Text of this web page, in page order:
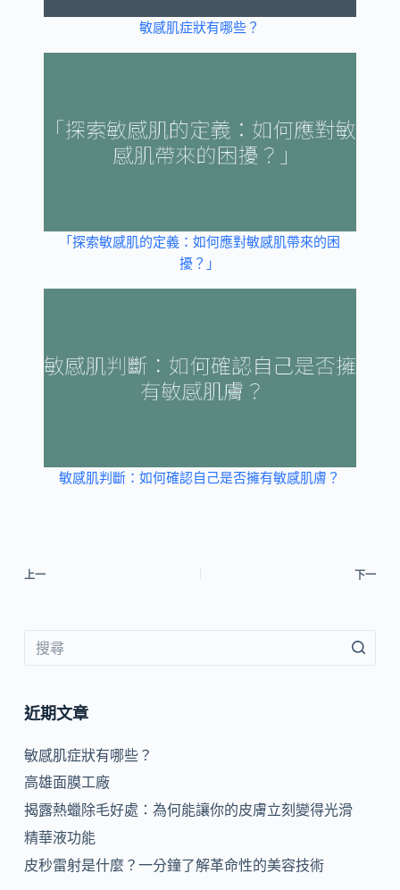
敏感肌症狀有哪些？
「探索敏感肌的定義：如何應對敏感肌帶來的困
擾？」
敏感肌判斷：如何確認自己是否擁有敏感肌膚？
上一 下一
近期文章
敏感肌症狀有哪些？
高雄面膜工廠
揭露熱蠟除毛好處：為何能讓你的皮膚立刻變得光滑
精華液功能
皮秒雷射是什麼？一分鐘了解革命性的美容技術